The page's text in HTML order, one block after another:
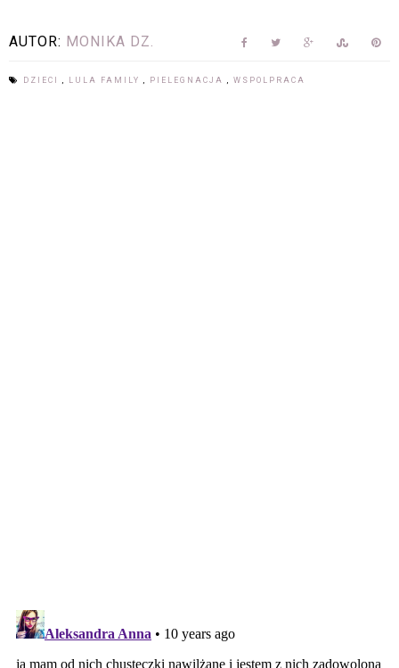
AUTOR: MONIKA DZ.
DZIECI , LULA FAMILY , PIELEGNACJA , WSPOLPRACA